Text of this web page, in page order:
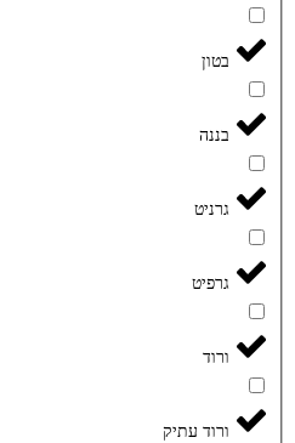
בטון
בננה
גרניט
גרפיט
ורוד
ורוד עתיק